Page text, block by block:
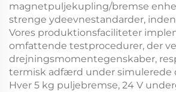
magnetpuljekupling/bremse
strenge ydeevnestandarder,
Vores produktionsfaciliteter
omfattende testprocedurer, der
drejningsmomentegenskaber,
termisk adfærd under simulerede
Hver 5 kg puljebremse, 24 V